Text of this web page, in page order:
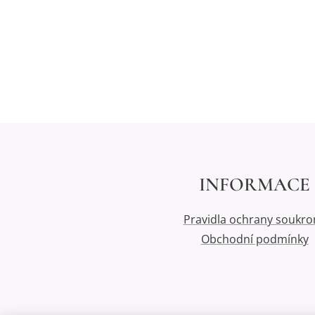
INFORMACE
Pravidla ochrany
Obchodní podmínky